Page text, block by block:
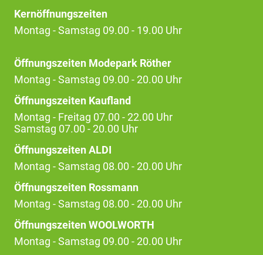
Kernöffnungszeiten
Montag - Samstag 09.00 - 19.00 Uhr
Öffnungszeiten Modepark Röther
Montag - Samstag 09.00 - 20.00 Uhr
Öffnungszeiten Kaufland
Montag - Freitag 07.00 - 22.00 Uhr
Samstag 07.00 - 20.00 Uhr
Öffnungszeiten ALDI
Montag - Samstag 08.00 - 20.00 Uhr
Öffnungszeiten Rossmann
Montag - Samstag 08.00 - 20.00 Uhr
Öffnungszeiten WOOLWORTH
Montag - Samstag 09.00 - 20.00 Uhr